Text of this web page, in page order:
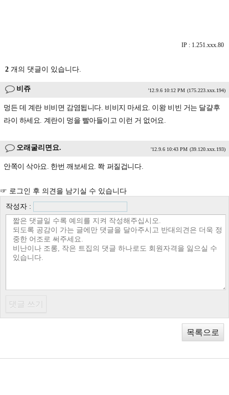
IP : 1.251.xxx.80
2 개의 댓글이 있습니다.
비쥬 '12.9.6 10:12 PM (175.223.xxx.194)
멍든 데 계란 비비면 감염됩니다. 비비지 마세요. 이왕 비빈 거는 달걀후
라이 하세요. 계란이 멍을 빨아들이고 이런 거 없어요.
오래굴리면요. '12.9.6 10:43 PM (39.120.xxx.193)
안쪽이 삭아요. 한번 깨보세요. 쫙 퍼질겁니다.
☞ 로그인 후 의견을 남기실 수 있습니다
작성자 :
목록으로